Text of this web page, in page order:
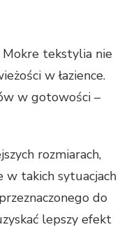
tekstylia nie
w łazience.
w gotowości –
rozmiarach,
w takich sytuacjach
do
lepszy efekt